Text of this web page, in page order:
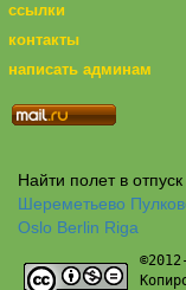
ссылки
контакты
написать админам
Найти полет в
Шереметьево
Oslo Berlin Riga